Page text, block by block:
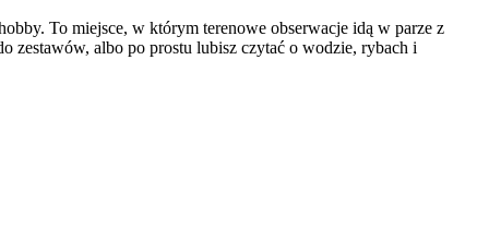
To miejsce, w którym terenowe obserwacje idą w parze z
zestawów, albo po prostu lubisz czytać o wodzie, rybach i